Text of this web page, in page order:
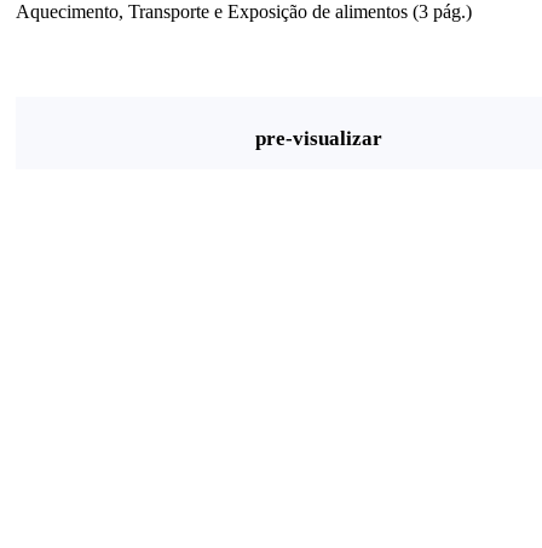
Aquecimento, Transporte e Exposição de alimentos (3 pág.)
pre-visualizar